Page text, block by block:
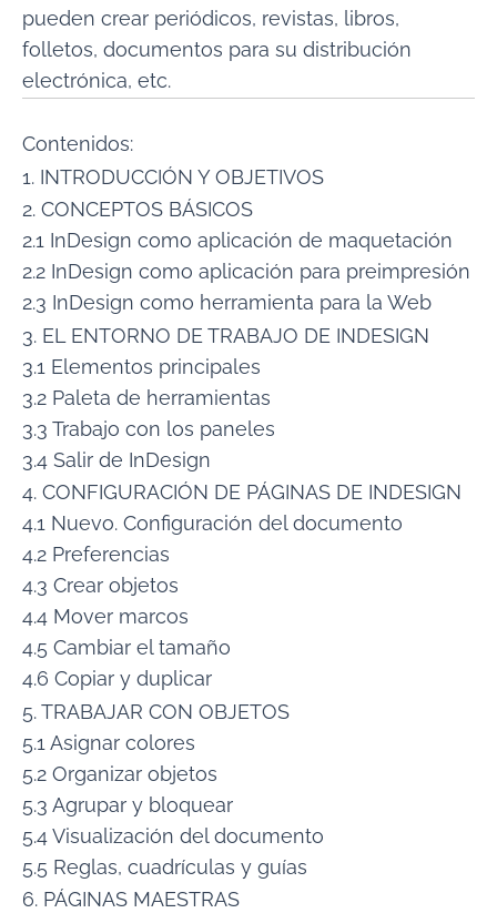
pueden crear periódicos, revistas, libros,
folletos, documentos para su distribución
electrónica, etc.
Contenidos:
1. INTRODUCCIÓN Y OBJETIVOS
2. CONCEPTOS BÁSICOS
2.1 InDesign como aplicación de maquetación
2.2 InDesign como aplicación para preimpresión
2.3 InDesign como herramienta para la Web
3. EL ENTORNO DE TRABAJO DE INDESIGN
3.1 Elementos principales
3.2 Paleta de herramientas
3.3 Trabajo con los paneles
3.4 Salir de InDesign
4. CONFIGURACIÓN DE PÁGINAS DE INDESIGN
4.1 Nuevo. Configuración del documento
4.2 Preferencias
4.3 Crear objetos
4.4 Mover marcos
4.5 Cambiar el tamaño
4.6 Copiar y duplicar
5. TRABAJAR CON OBJETOS
5.1 Asignar colores
5.2 Organizar objetos
5.3 Agrupar y bloquear
5.4 Visualización del documento
5.5 Reglas, cuadrículas y guías
6. PÁGINAS MAESTRAS